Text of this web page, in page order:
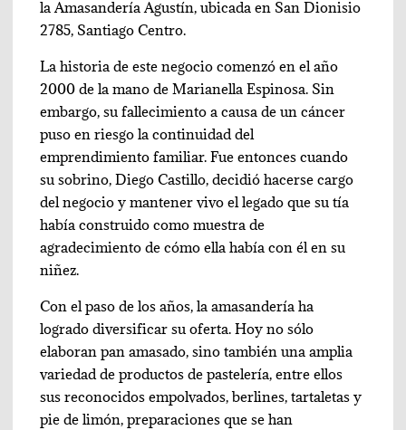
la Amasandería Agustín, ubicada en San Dionisio
2785, Santiago Centro.
La historia de este negocio comenzó en el año
2000 de la mano de Marianella Espinosa. Sin
embargo, su fallecimiento a causa de un cáncer
puso en riesgo la continuidad del
emprendimiento familiar. Fue entonces cuando
su sobrino, Diego Castillo, decidió hacerse cargo
del negocio y mantener vivo el legado que su tía
había construido como muestra de
agradecimiento de cómo ella había con él en su
niñez.
Con el paso de los años, la amasandería ha
logrado diversificar su oferta. Hoy no sólo
elaboran pan amasado, sino también una amplia
variedad de productos de pastelería, entre ellos
sus reconocidos empolvados, berlines, tartaletas y
pie de limón, preparaciones que se han